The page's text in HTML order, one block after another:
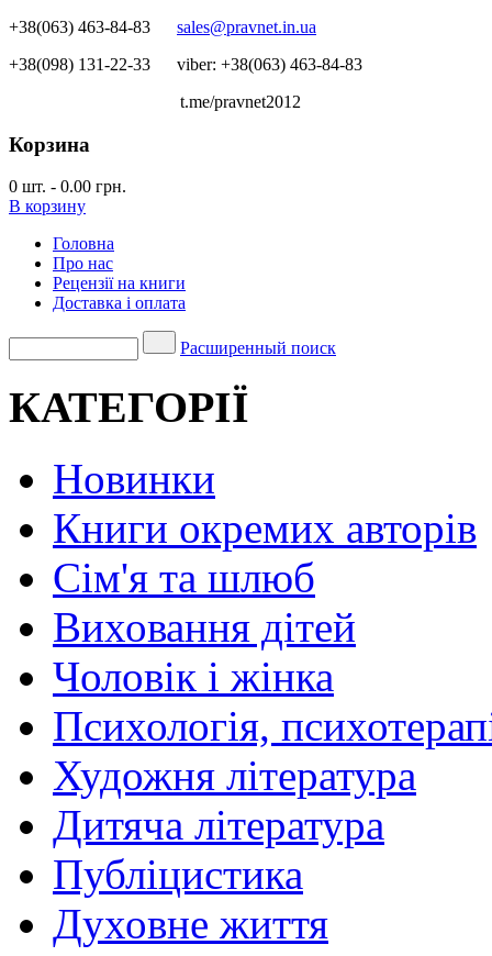
+38(063) 463-84-83 sales@pravnet.in.ua
+38(098) 131-22-33 viber: +38(063) 463-84-83
t.me/pravnet2012
Корзина
0 шт. - 0.00 грн.
В корзину
Головна
Про нас
Рецензії на книги
Доставка і оплата
Расширенный поиск
КАТЕГОРІЇ
Новинки
Книги окремих авторів
Сім'я та шлюб
Виховання дітей
Чоловік і жінка
Психологія,
Художня література
Дитяча література
Публіцистика
Духовне життя